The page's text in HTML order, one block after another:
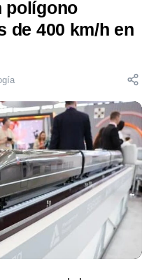
polígono
de 400 km/h en